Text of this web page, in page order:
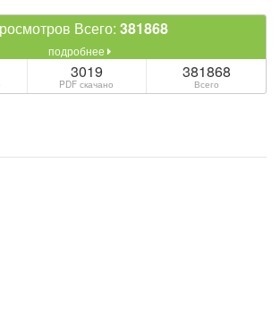
Всего: 381868
подробнее
3019
PDF скачано
381868
Всего